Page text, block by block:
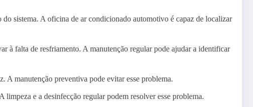
sistema. A oficina de ar condicionado automotivo é capaz de localizar
à falta de resfriamento. A manutenção regular pode ajudar a identificar
A manutenção preventiva pode evitar esse problema.
e a desinfecção regular podem resolver esse problema.